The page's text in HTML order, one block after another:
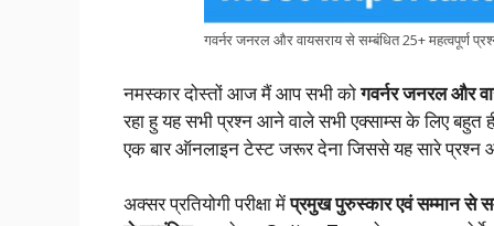
गवर्नर जनरल और वायसराय से सम्बंधित 25+ महत्वपूर्ण
नमस्कार दोस्तों आज मैं आप सभी कोगवर्नर जनरल और
रहा हु यह सभी प्रश्न आने वाले सभी एक्साम्स के लिए बहुत
एक बार ऑनलाइन टेस्ट जरूर देना जिससे यह सारे प्रश्न
अक्सर प्रतियोगी परीक्षा मेंप्रमुख पुरुस्कार एवं सम्मानसे